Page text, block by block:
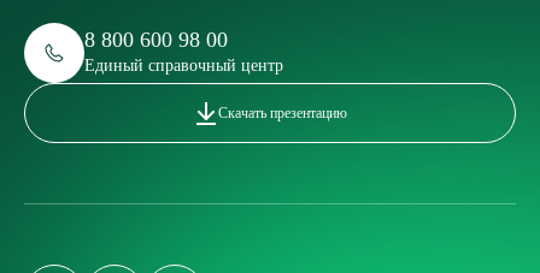
8 800 600 98 00
Единый справочный центр
Скачать презентацию